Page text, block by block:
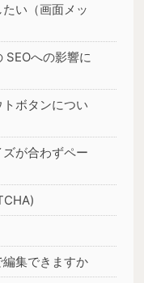
い（画面メッ
SEOへの影響に
ボタンについ
が合わずペー
集できますか